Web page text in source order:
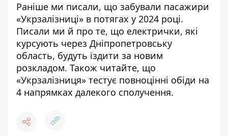
Раніше ми писали, що забували пасажири
«Укрзалізниці» в потягах у 2024 році.
Писали ми й про те, що електрички, які
курсують через Дніпропетровську
область, будуть їздити за новим
розкладом. Також читайте, що
«Укрзалізниця» тестує повноцінні обіди на
4 напрямках далекого сполучення.